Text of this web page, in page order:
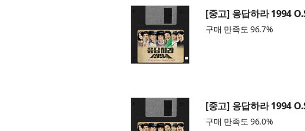
[중고] 응답하라 1994
구매 만족도 96.7%
[중고] 응답하라 1994
구매 만족도 96.0%